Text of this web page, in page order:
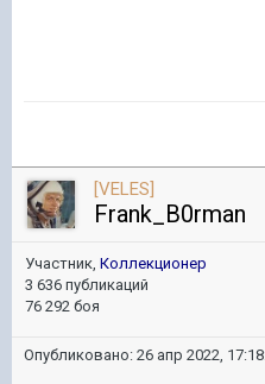
[VELES]
Frank_B0rman
Участник, Коллекционер
3 636 публикаций
76 292 боя
Опубликовано: 26 апр 2022,